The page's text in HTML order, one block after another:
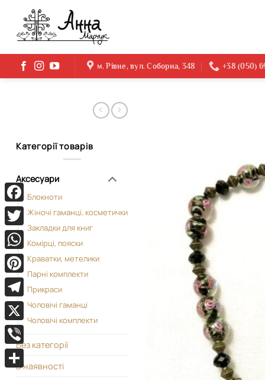
content
м. Рівне, вул. Соборна, 348 +38 (050)
Категорії товарів
Аксесуари
Блокноти
Жіночі гаманці, косметички
Закладки для книг
Комірці, пояски
Краватки, метелики
Парні комплекти
Прикраси
Чоловічі гаманці
Чоловічі комплекти
Без категорії
В наявності
Facebook
Twitter
WhatsApp
Pinterest
Telegram
X
Viber